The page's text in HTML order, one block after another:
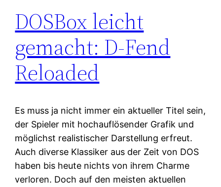
DOSBox leicht
gemacht: D-Fend
Reloaded
Es muss ja nicht immer ein aktueller Titel sein,
der Spieler mit hochauflösender Grafik und
möglichst realistischer Darstellung erfreut.
Auch diverse Klassiker aus der Zeit von DOS
haben bis heute nichts von ihrem Charme
verloren. Doch auf den meisten aktuellen